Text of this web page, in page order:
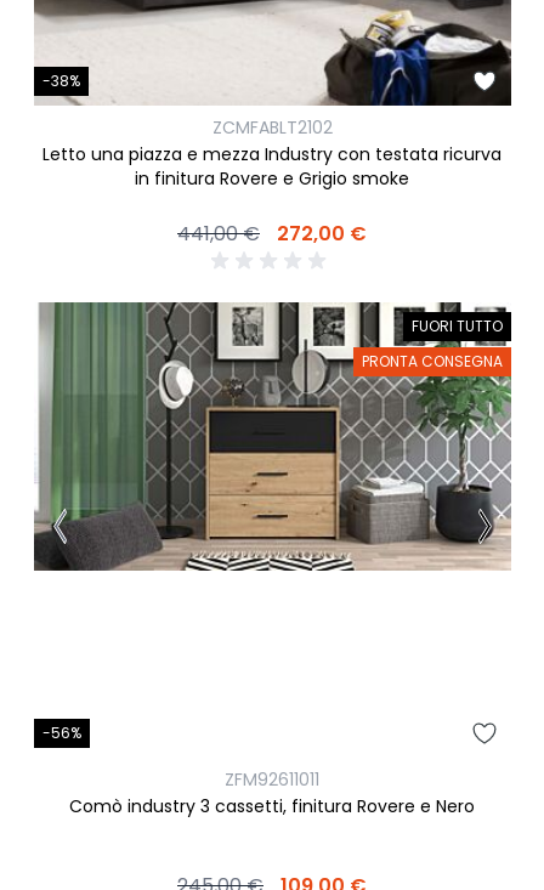
-38%
ZCMFABLT2102
Letto una piazza e mezza Industry con testata ricurva
in finitura Rovere e Grigio smoke
441,00 € 272,00 €
FUORI TUTTO
PRONTA CONSEGNA
-56%
ZFM92611011
Comò industry 3 cassetti, finitura Rovere e Nero